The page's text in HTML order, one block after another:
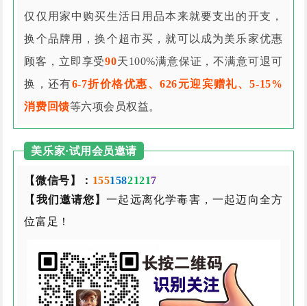
仅仅用家中购买生活日用品本来就要支出的开支，
换个品牌用，换个超市买，就可以成为美乐家优惠
顾客，立即享受90天100%满意保证，不满意可退可
换，还有6-7折价格优惠、626元迎宾赠礼、5-15%
消费回馈等六项会员权益。
美乐家·试用会员邀请
【微信号】： 15515821217
【我们邀请您】一起远离化学毒害，一起迈向全方
位富足！